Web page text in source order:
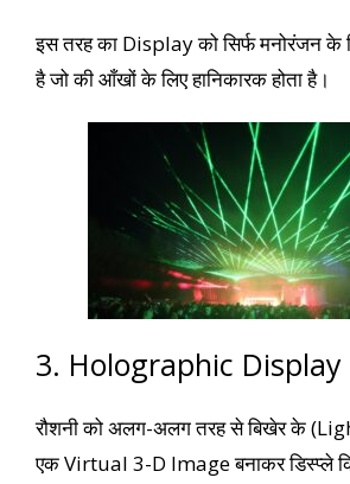
इस तरह का Display को सिर्फ मनोरंजन के
है जो की आँखों के लिए हानिकारक होता है।
3. Holographic Display
रौशनी को अलग-अलग तरह से बिखेर के
एक Virtual 3-D Image बनाकर डिस्प्ले